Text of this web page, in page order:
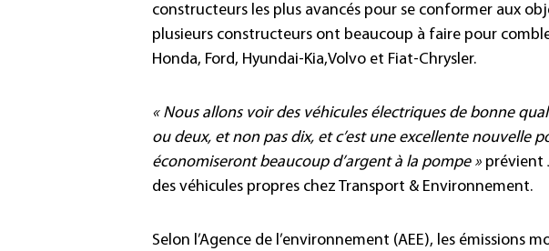
constructeurs les plus avancés pour se conformer aux
plusieurs constructeurs ont beaucoup à faire pour
Honda, Ford, Hyundai-Kia,Volvo et Fiat-Chrysler.
« Nous allons voir des véhicules électriques de bonne
ou deux, et non pas dix, et c’est une excellente nouvelle
économiseront beaucoup d’argent à la pompe » prévient
des véhicules propres chez Transport & Environnement.
Selon l’Agence de l’environnement (AEE), les émissions